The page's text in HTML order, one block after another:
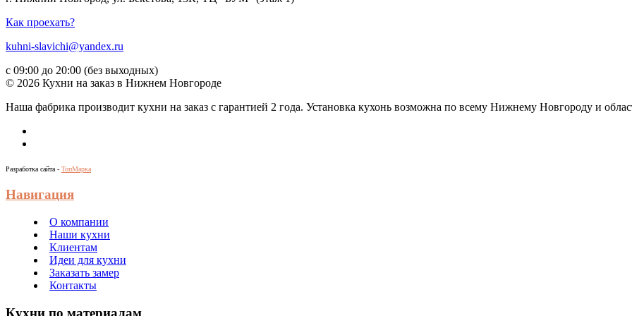
Как проехать?
kuhni-slavichi@yandex.ru
с 09:00 до 20:00 (без выходных)
© 2026 Кухни на заказ в Нижнем Новгороде
Наша фабрика производит кухни на заказ c гарантией 2 года. Установка кухонь возможна по всему Нижнему Новгороду и
Разработка сайта - ТопМарка
Навигация
О компании
Наши кухни
Клиентам
Идеи для кухни
Заказать замер
Контакты
Кухни по материалам